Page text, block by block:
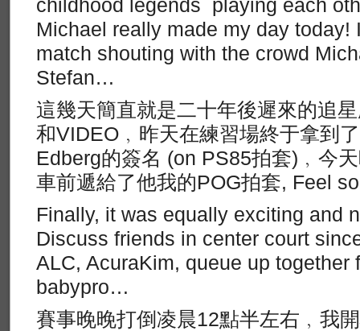
childhood legends playing each
Michael really made my day today!
match shouting with the crowd
Stefan…
這幾天簡直就是二十年後遲來的追
和VIDEO﹐昨天在練習場終于拿到
Edberg的簽名 (on PS85拍套)﹐今
車前遞給了他我的POG拍套, Feel
Finally, it was equally exciting and
Discuss friends in center court
ALC, AcuraKim, queue up together
babypro…
賽事晚晚打倒凌晨12點半左右﹐我